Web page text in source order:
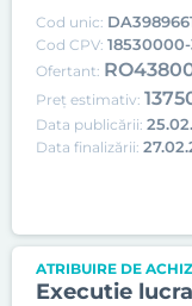
Cod unic:
Cod CPV:
Ofertant:
Preț estimativ:
Data publicării:
Data finalizării:
ATRIBUIRE DE
Executie